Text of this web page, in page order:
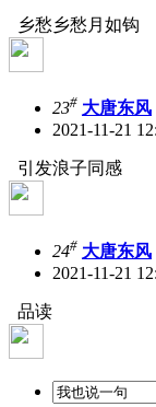
乡愁乡愁月如钩
23# 大唐东风
2021-11-21
引发浪子同感
24# 大唐东风
2021-11-21
品读